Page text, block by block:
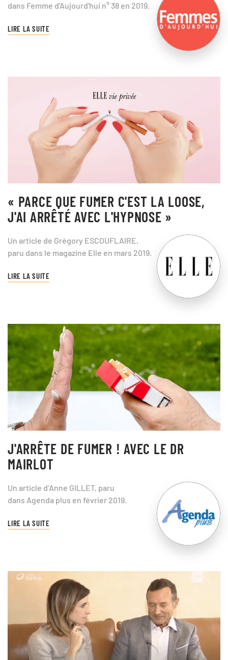
dans Femme d'Aujourd'hui n° 38 en 2019.
LIRE LA SUITE
« PARCE QUE FUMER C'EST LA LOOSE,
J'AI ARRÊTÉ AVEC L'HYPNOSE »
Un article de Grégory ESCOUFLAIRE,
paru dans le magazine Elle en mars 2019.
LIRE LA SUITE
J'ARRÊTE DE FUMER ! AVEC LE DR
MAIRLOT
Un article d’Anne GILLET, paru
dans Agenda plus en février 2019.
LIRE LA SUITE